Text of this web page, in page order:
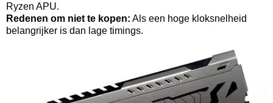
Ryzen APU.
Redenen om niet te kopen: Als een hoge kloksnelheid
belangrijker is dan lage timings.